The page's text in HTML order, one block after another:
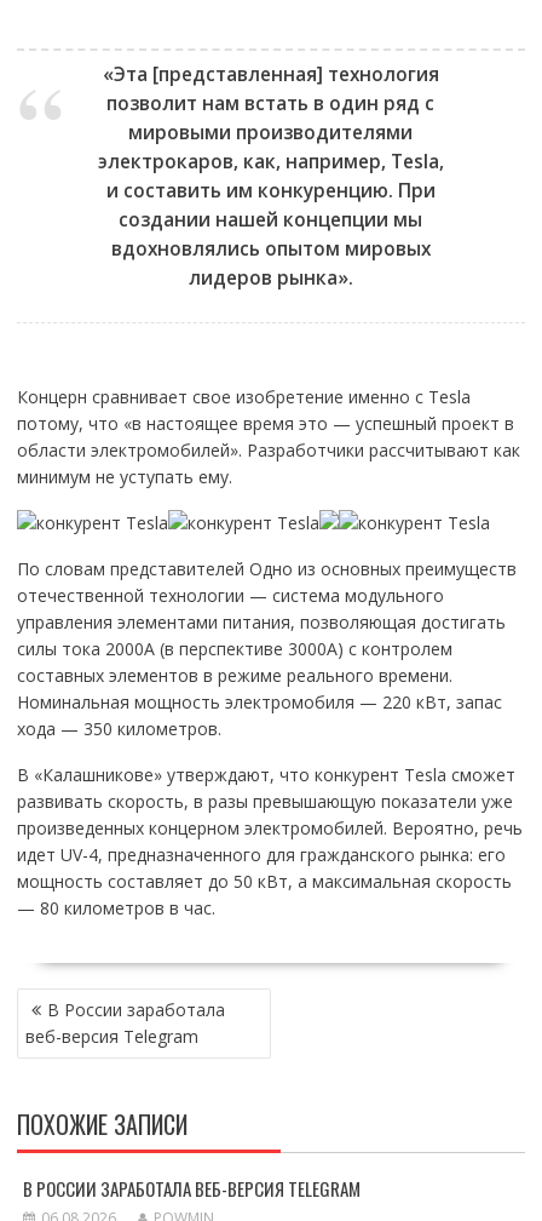
«Эта [представленная] технология
позволит нам встать в один ряд с
мировыми производителями
электрокаров, как, например, Tesla,
и составить им конкуренцию. При
создании нашей концепции мы
вдохновлялись опытом мировых
лидеров рынка».
Концерн сравнивает свое изобретение именно с Tesla
потому, что «в настоящее время это — успешный проект в
области электромобилей». Разработчики рассчитывают как
минимум не уступать ему.
По словам представителей Одно из основных преимуществ
отечественной технологии — система модульного
управления элементами питания, позволяющая достигать
силы тока 2000А (в перспективе 3000А) с контролем
составных элементов в режиме реального времени.
Номинальная мощность электромобиля — 220 кВт, запас
хода — 350 километров.
В «Калашникове» утверждают, что конкурент Tesla сможет
развивать скорость, в разы превышающую показатели уже
произведенных концерном электромобилей. Вероятно, речь
идет UV-4, предназначенного для гражданского рынка: его
мощность составляет до 50 кВт, а максимальная скорость
— 80 километров в час.
НАВИГАЦИЯ
ПО
ЗАПИСЯМ
В России заработала
веб-версия Telegram
ПОХОЖИЕ ЗАПИСИ
В РОССИИ ЗАРАБОТАЛА ВЕБ-ВЕРСИЯ TELEGRAM